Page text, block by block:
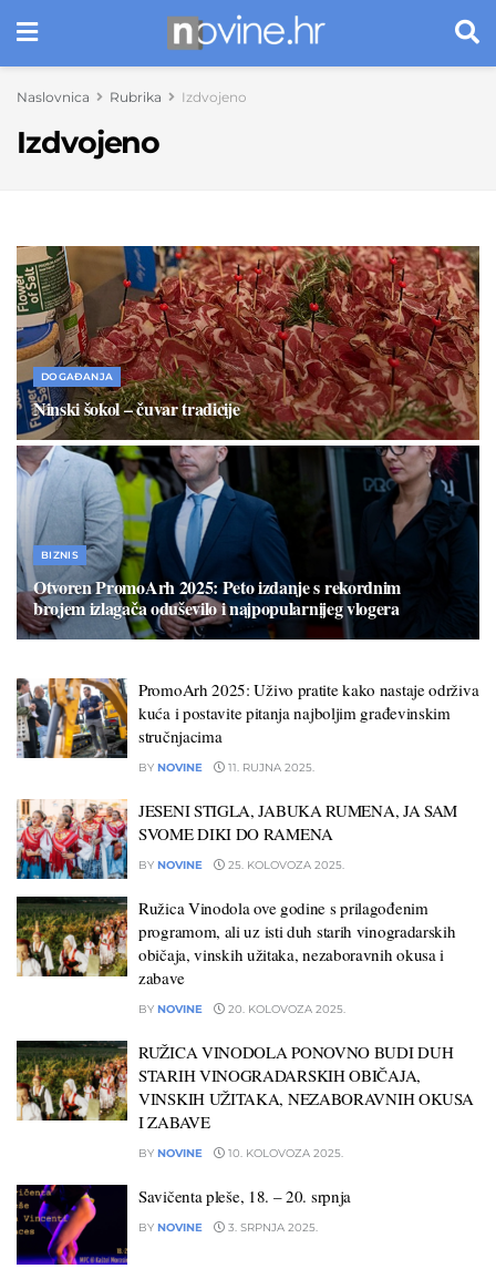
Naslovnica Rubrika Izdvojeno
Izdvojeno
DOGAĐANJA
Ninski šokol – čuvar tradicije
24. LIPNJA 2026.
BIZNIS
Otvoren PromoArh 2025: Peto izdanje s rekordnim
brojem izlagača oduševilo i najpopularnijeg vlogera
PromoArh 2025: Uživo pratite kako nastaje održiva
kuća i postavite pitanja najboljim građevinskim
stručnjacima
BY NOVINE 11. RUJNA 2025.
JESENI STIGLA, JABUKA RUMENA, JA SAM
SVOME DIKI DO RAMENA
BY NOVINE 25. KOLOVOZA 2025.
Ružica Vinodola ove godine s prilagođenim
programom, ali uz isti duh starih vinogradarskih
običaja, vinskih užitaka, nezaboravnih okusa i
zabave
BY NOVINE 20. KOLOVOZA 2025.
RUŽICA VINODOLA PONOVNO BUDI DUH
STARIH VINOGRADARSKIH OBIČAJA,
VINSKIH UŽITAKA, NEZABORAVNIH OKUSA
I ZABAVE
BY NOVINE 10. KOLOVOZA 2025.
Savičenta pleše, 18. – 20. srpnja
BY NOVINE 3. SRPNJA 2025.